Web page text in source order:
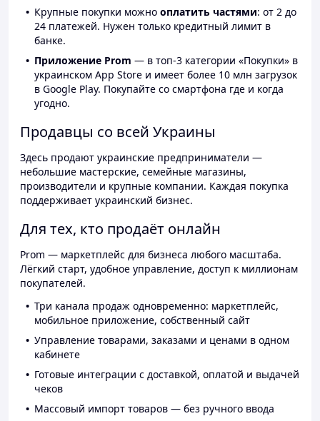
Крупные покупки можно оплатить частями: от 2 до
24 платежей. Нужен только кредитный лимит в
банке.
Приложение Prom — в топ-3 категории «Покупки» в
украинском App Store и имеет более 10 млн загрузок
в Google Play. Покупайте со смартфона где и когда
угодно.
Продавцы со всей Украины
Здесь продают украинские предприниматели —
небольшие мастерские, семейные магазины,
производители и крупные компании. Каждая покупка
поддерживает украинский бизнес.
Для тех, кто продаёт онлайн
Prom — маркетплейс для бизнеса любого масштаба.
Лёгкий старт, удобное управление, доступ к миллионам
покупателей.
Три канала продаж одновременно: маркетплейс,
мобильное приложение, собственный сайт
Управление товарами, заказами и ценами в одном
кабинете
Готовые интеграции с доставкой, оплатой и выдачей
чеков
Массовый импорт товаров — без ручного ввода